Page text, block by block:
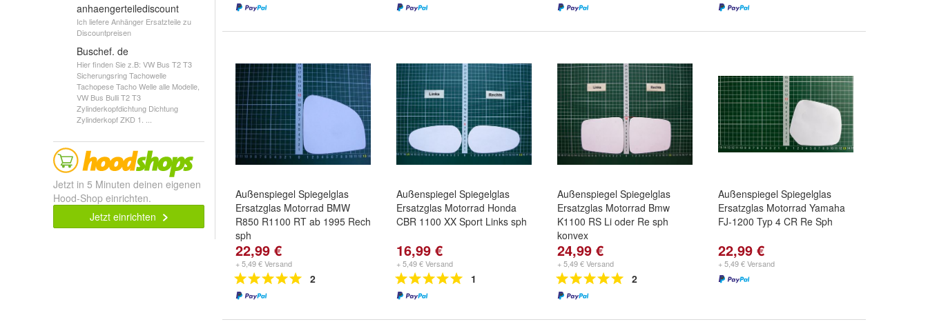
anhaengerteilediscount
Ich liefere Anhänger Ersatzteile zu
Discountpreisen
Buschef. de
Hier finden Sie z.B: VW Bus T2 T3
Sicherungsring Tachowelle
Tachopese Tacho Welle alle Modelle,
VW Bus Bulli T2 T3
Zylinderkopfdichtung Dichtung
Zylinderkopf ZKD 1. ...
Jetzt in 5 Minuten deinen eigenen
Hood-Shop einrichten.
Jetzt einrichten
Außenspiegel Spiegelglas
Ersatzglas Motorrad BMW
R850 R1100 RT ab 1995 Rech
sph
22,99 €
+ 5,49 € Versand
2
Außenspiegel Spiegelglas
Ersatzglas Motorrad Honda
CBR 1100 XX Sport Links sph
16,99 €
+ 5,49 € Versand
1
Außenspiegel Spiegelglas
Ersatzglas Motorrad Bmw
K1100 RS Li oder Re sph
konvex
24,99 €
+ 5,49 € Versand
2
Außenspiegel Spiegelglas
Ersatzglas Motorrad Yamaha
FJ-1200 Typ 4 CR Re Sph
22,99 €
+ 5,49 € Versand